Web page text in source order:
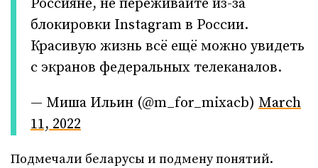
Россияне, не переживайте из-за
блокировки Instagram в России.
Красивую жизнь всё ещё можно увидеть
с экранов федеральных телеканалов.
— Миша Ильин (@m_for_mixacb) March
11, 2022
Подмечали беларусы и подмену понятий.